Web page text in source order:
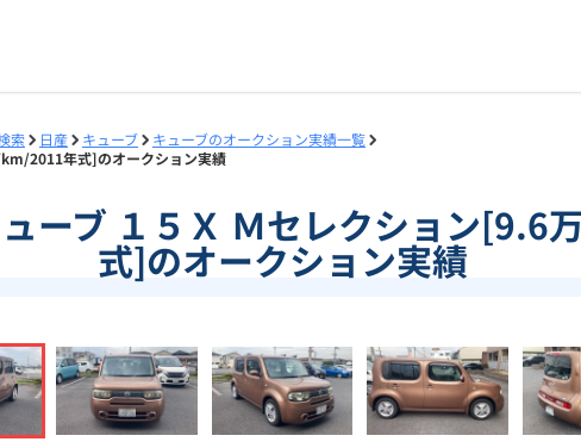
索 日産 キューブ
キューブのオークション実績一覧
2011年式]のオークション実績
ーブ １５Ｘ Ｍセレクション[9.6
式]のオークション実績